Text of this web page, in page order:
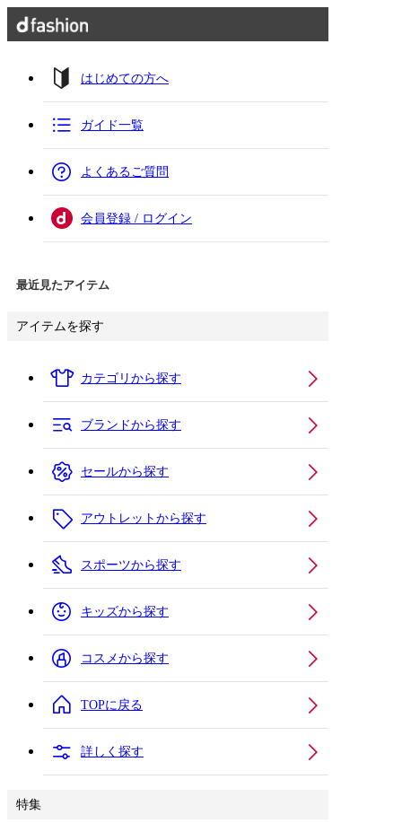
はじめての方へ
ガイド一覧
よくあるご質問
会員登録 / ログイン
最近見たアイテム
アイテムを探す
カテゴリから探す
ブランドから探す
セールから探す
アウトレットから探す
スポーツから探す
キッズから探す
コスメから探す
TOPに戻る
詳しく探す
特集